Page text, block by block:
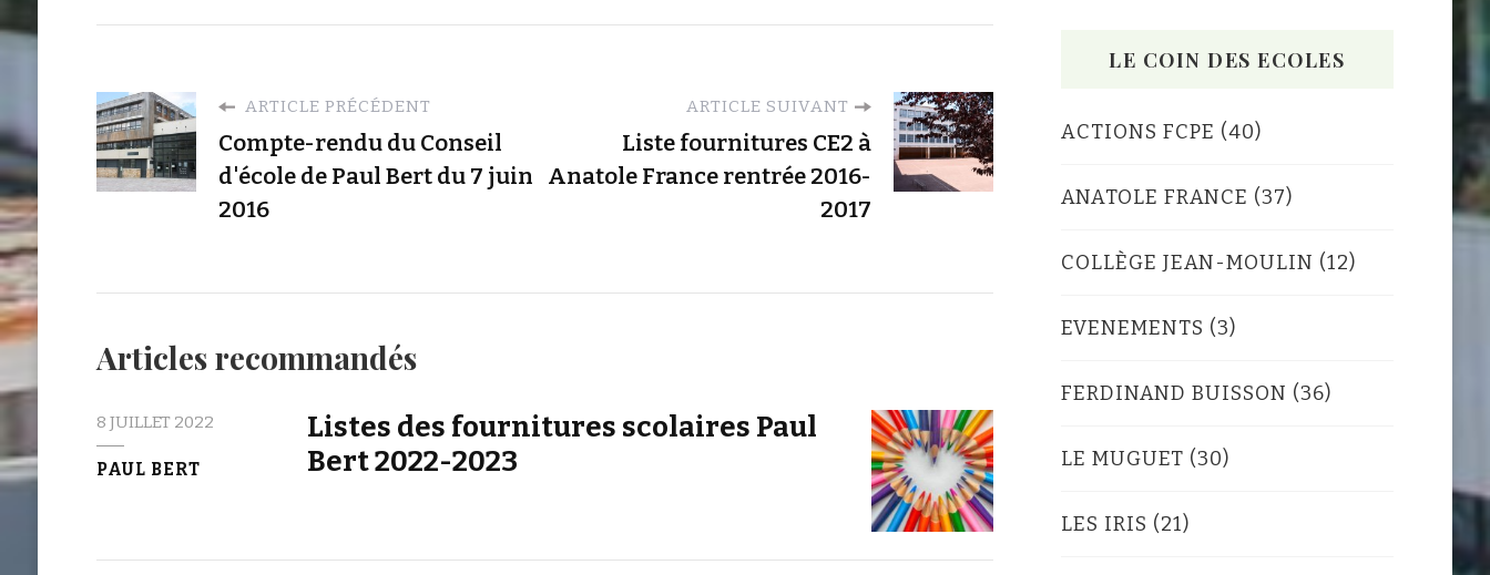
ARTICLE PRÉCÉDENT
Compte-rendu du Conseil
d'école de Paul Bert du 7 juin
2016
ARTICLE SUIVANT
Liste fournitures CE2 à
Anatole France rentrée 2016-
2017
Articles recommandés
8 JUILLET 2022
PAUL BERT
Listes des fournitures scolaires Paul
Bert 2022-2023
LE COIN DES ECOLES
ACTIONS FCPE (40)
ANATOLE FRANCE (37)
COLLÈGE JEAN-MOULIN (12)
EVENEMENTS (3)
FERDINAND BUISSON (36)
LE MUGUET (30)
LES IRIS (21)